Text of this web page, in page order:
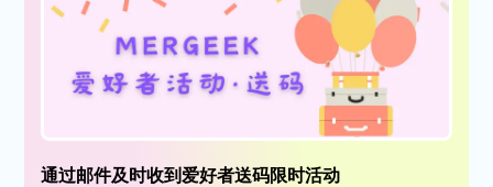
通过邮件及时收到爱好者送码限时活动